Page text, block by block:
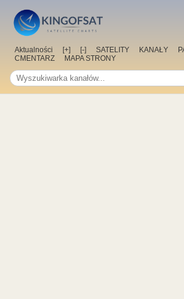
Aktualności [+] [-] SATELITY KANAŁY
CMENTARZ
MAPA STRONY